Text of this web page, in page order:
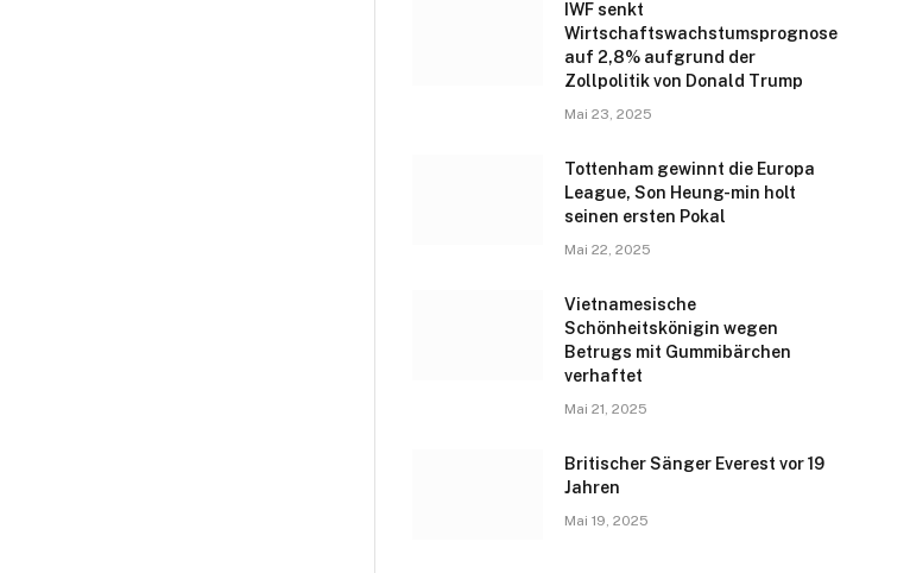
IWF senkt
Wirtschaftswachstumsprognose
auf 2,8% aufgrund der
Zollpolitik von Donald Trump
Mai 23, 2025
Tottenham gewinnt die Europa
League, Son Heung-min holt
seinen ersten Pokal
Mai 22, 2025
Vietnamesische
Schönheitskönigin wegen
Betrugs mit Gummibärchen
verhaftet
Mai 21, 2025
Britischer Sänger Everest vor 19
Jahren
Mai 19, 2025